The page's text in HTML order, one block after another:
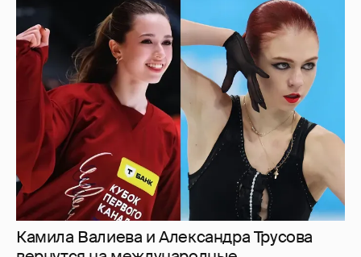
Камила Валиева и Александра Трусова
вернутся на международные
соревнования
5